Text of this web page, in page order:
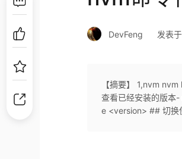
DevFeng 发表
【摘要】 1,nvm
查看已经安装的版本
e <version> ## 切换